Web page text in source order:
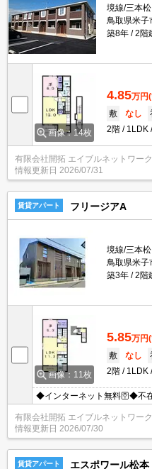
境線/三本
鳥取県米子
築8年
2階
画像：14枚
4.85万円
敷
なし
2階
1LDK
有限会社開拓 エイブルネットワー
情報更新日 2026/07/31
賃貸アパート フリージアA
境線/三本
鳥取県米子
築3年
2階
画像：11枚
5.85万円
敷
なし
2階
1LDK
◆インターネット無料🛜◆不
メラがあるので安心です！
有限会社開拓 エイブルネットワー
情報更新日 2026/07/30
賃貸アパート エスポワール松本